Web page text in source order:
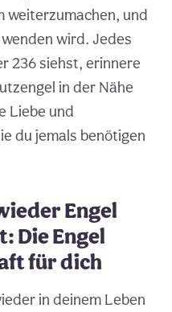
weiterzumachen, und
wird. Jedes
236 siehst, erinnere
in der Nähe
Liebe und
du jemals benötigen
Engel
Die Engel
für dich
in deinem Leben